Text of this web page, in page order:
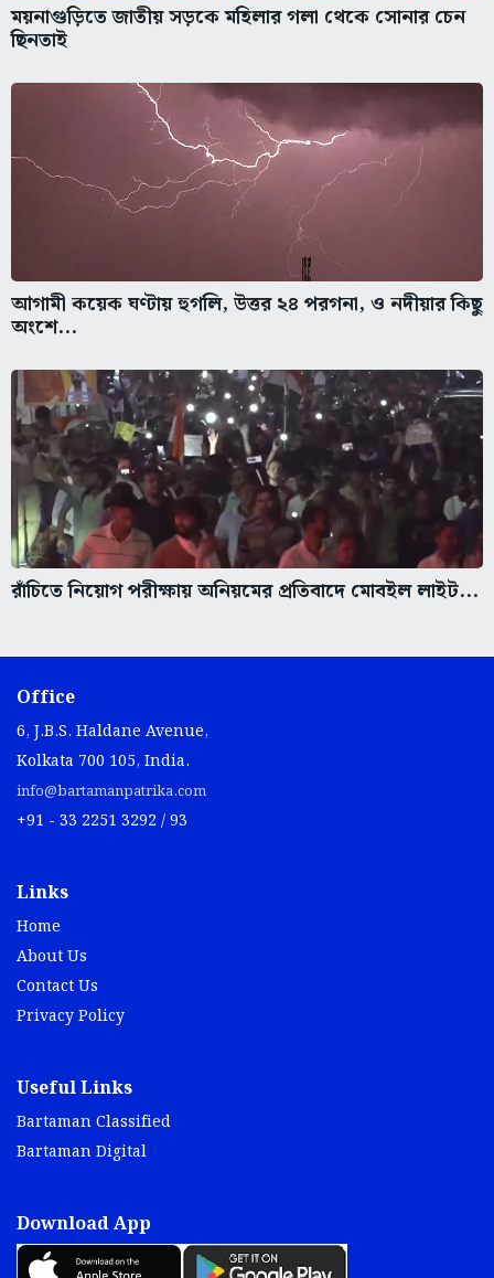
ময়নাগুড়িতে জাতীয় সড়কে মহিলার গলা থেকে সোনার চেন
ছিনতাই
আগামী কয়েক ঘণ্টায় হুগলি, উত্তর ২৪ পরগনা, ও নদীয়ার কিছু
অংশে...
রাঁচিতে নিয়োগ পরীক্ষায় অনিয়মের প্রতিবাদে মোবইল লাইট...
Office
6, J.B.S. Haldane Avenue,
Kolkata 700 105, India.
info@bartamanpatrika.com
+91 - 33 2251 3292 / 93
Links
Home
About Us
Contact Us
Privacy Policy
Useful Links
Bartaman Classified
Bartaman Digital
Download App